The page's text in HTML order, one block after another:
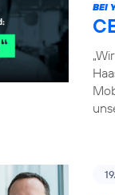
BEI